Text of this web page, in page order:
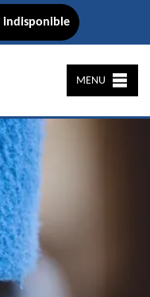
indisponible
MENU